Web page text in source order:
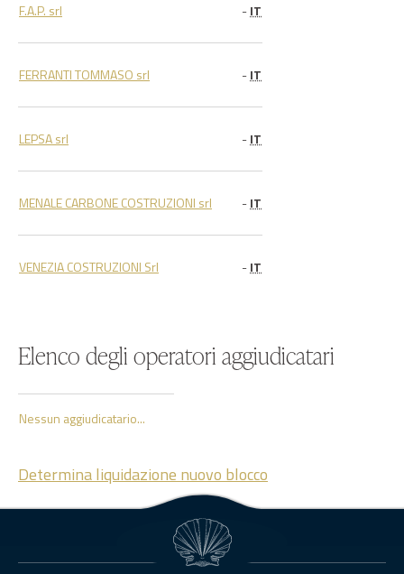
F.A.P. srl -IT
FERRANTI TOMMASO srl -IT
LEPSA srl -IT
MENALE CARBONE COSTRUZIONI srl -IT
VENEZIA COSTRUZIONI Srl -IT
Elenco degli operatori aggiudicatari
Nessun aggiudicatario...
Determina liquidazione nuovo blocco